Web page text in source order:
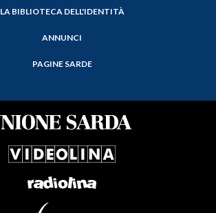
LA BIBLIOTECA DELL'IDENTITÀ
ANNUNCI
PAGINE SARDE